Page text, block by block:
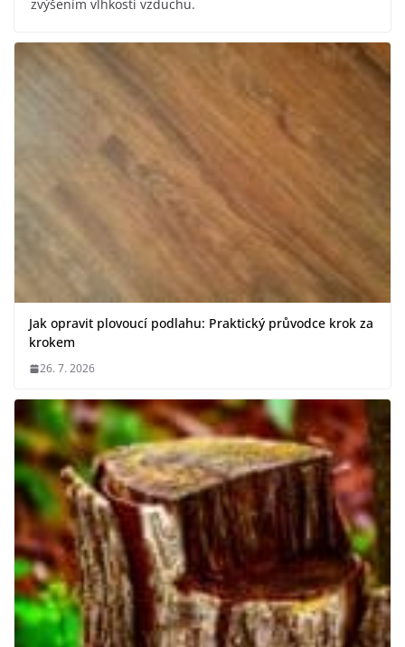
zvýšením vlhkosti vzduchu.
Jak opravit plovoucí podlahu: Praktický průvodce krok za
krokem
26. 7. 2026